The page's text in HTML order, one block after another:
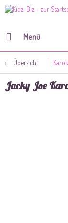
Menü
Übersicht
Jacky Joe